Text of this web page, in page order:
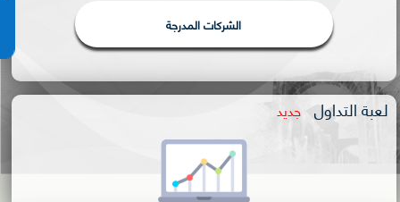
الشركات المدرجة
لعبة التداول جديد